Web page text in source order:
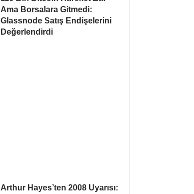
Ama Borsalara Gitmedi:
Glassnode Satış Endişelerini
Değerlendirdi
Arthur Hayes’ten 2008 Uyarısı: